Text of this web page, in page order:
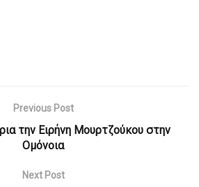
Previous Post
την Ειρήνη Μουρτζούκου στην
Ομόνοια
Next Post